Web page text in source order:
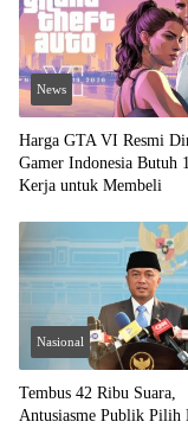
News
Harga GTA VI Resmi
Gamer Indonesia Butuh
Kerja untuk Membeli
Nasional
Tembus 42 Ribu Suara,
Antusiasme Publik Pilih